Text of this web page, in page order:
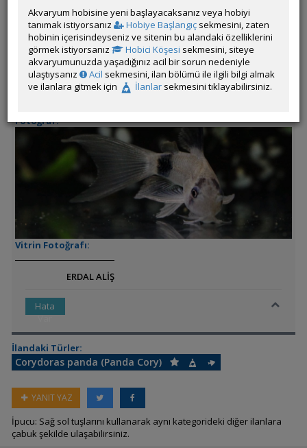
İl / İlçe / Semt:Istanbul / Kartal / Ugurmumcu
İrtibat Bilgileri:05353272515
Nakliye ile İlgili Ek Bilgiler:
Satılan Canlı:Corydoras panda tül kuyruk (Panda Cory)
Adet Fiyatı:300tl
Adedi:20 adet
Damızlık
Fotoğraf:
Vitrin Fotoğrafı:
ERDAL ALİŞ
Hata
Var
İlandaki Türler:
Corydoras panda (Panda Cory)
YANIT YAZ
İpucu: Sağ sol tuşlarını kullanarak aynı kategorideki diğer ilanlara
çabuk şekilde ulaşabilirsiniz.
Akvaryum hobisine yeni başlayacaksanız veya hobiyi
tanımak istiyorsanız
Hobiye Başlangıç sekmesini, zaten
hobinin içerisindeyseniz ve sitenin bu alandaki özelliklerini
görmek istiyorsanız
Hobici Köşesi sekmesini, siteye
akvaryumunuzda yaşadığınız acil bir sorun nedeniyle
ulaştıysanız
Acil sekmesini, ilan bölümü ile ilgili bilgi almak
ve ilanlara gitmek için
İlanlar sekmesini tıklayabilirsiniz.